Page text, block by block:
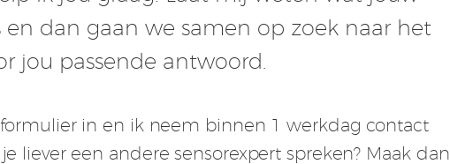
en dan gaan we samen op zoek naar het
jou passende antwoord.
in en ik neem binnen 1 werkdag contact
liever een andere sensorexpert spreken? Maak dan